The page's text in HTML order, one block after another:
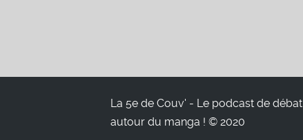
La 5e de Couv' - Le podcast de débat
autour du manga ! © 2020